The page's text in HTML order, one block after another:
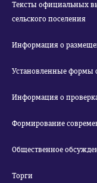
Тексты официальных
сельского поселения
Информация о
Установленные формы
Информация о
Общественное
Торги